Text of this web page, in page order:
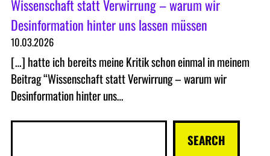
Wissenschaft statt Verwirrung – warum wir
Desinformation hinter uns lassen müssen
10.03.2026
[…] hatte ich bereits meine Kritik schon einmal in meinem
Beitrag “Wissenschaft statt Verwirrung – warum wir
Desinformation hinter uns…
SEARCH